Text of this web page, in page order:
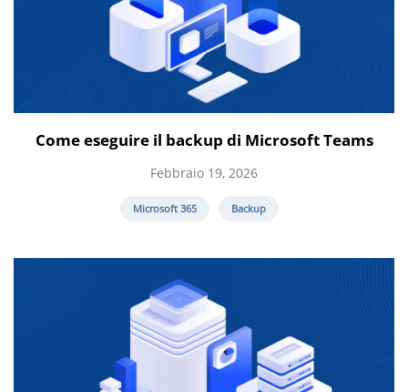
Come eseguire il backup di Microsoft Teams
Febbraio 19, 2026
Microsoft 365 Backup